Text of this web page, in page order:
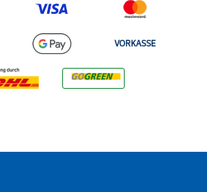
VORKASSE